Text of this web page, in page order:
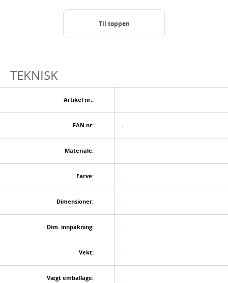
Til toppen
TEKNISK
Artikel nr.: .
EAN nr: .
Materiale: .
Farve: .
Dimensioner: .
Dim. innpakning: .
Vekt: .
Vægt emballage: .